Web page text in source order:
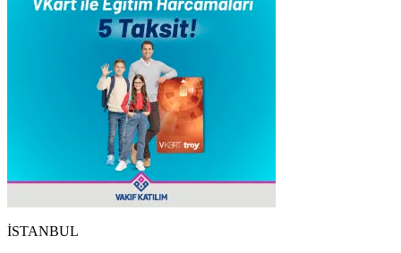
İSTANBUL